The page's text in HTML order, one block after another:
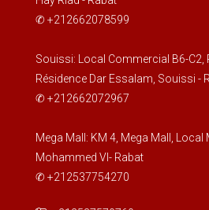
Août
Août
✆ +212662078599
Souissi: Local Commercial B6-C2,
Résidence Dar Essalam, Souissi -
✆ +212662072967
Mega Mall: KM 4, Mega Mall, Local
Mohammed VI- Rabat
✆ +212537754270